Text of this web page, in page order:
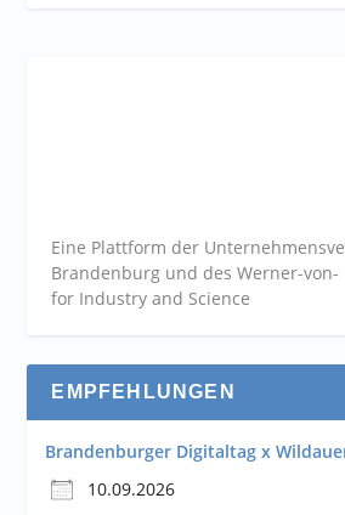
Eine Plattform der
Brandenburg und des Werner-
for Industry and Science
EMPFEHLUNGEN
Brandenburger Digitaltag x
10.09.2026